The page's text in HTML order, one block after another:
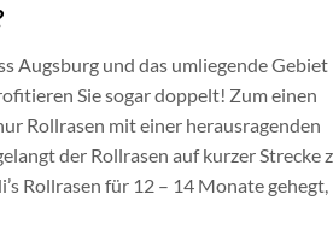
Augsburg und das umliegende Gebiet
Sie sogar doppelt! Zum einen
Rollrasen mit einer herausragenden
der Rollrasen auf kurzer Strecke
Rollrasen für 12 – 14 Monate gehegt,